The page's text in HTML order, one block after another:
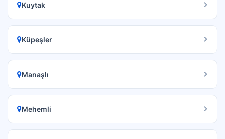
Kuytak
Küpeşler
Manaşlı
Mehemli